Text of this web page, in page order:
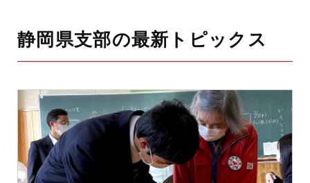
静岡県支部の最新トピックス